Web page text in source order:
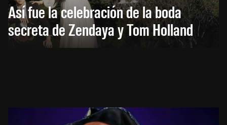
Así fue la celebración de la boda
secreta de Zendaya y Tom Holland